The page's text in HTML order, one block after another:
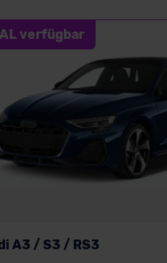
verfügbar
A3 / S3 / RS3